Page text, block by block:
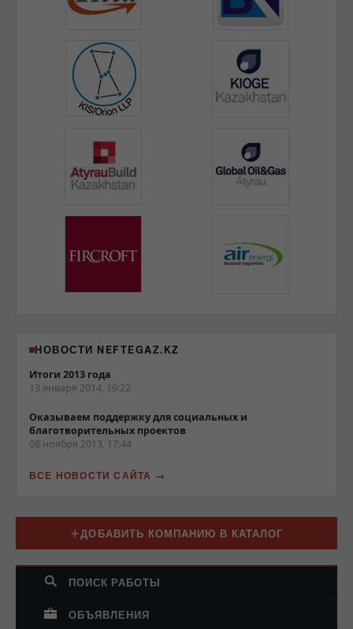
ДОБАВИТЬ КОМПАНИЮ В КАТАЛОГ
ПОИСК РАБОТЫ
ОБЪЯВЛЕНИЯ
НОВОСТИ NEFTEGAZ.KZ
Итоги 2013 года
13 января 2014, 19:22
Оказываем поддержку для социальных и
благотворительных проектов
08 ноября 2013, 17:44
ВСЕ НОВОСТИ САЙТА